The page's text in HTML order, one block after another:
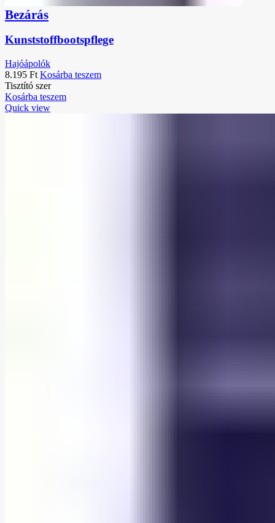
Bezárás
Kunststoffbootspflege
Hajóápolók
8.195 Ft Kosárba teszem
Tisztító szer
Kosárba teszem
Quick view